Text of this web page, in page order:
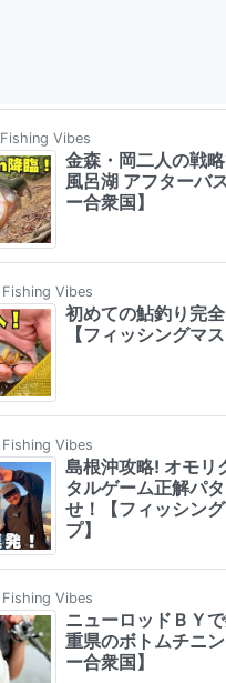
Fishing Vibes
金森・岡二人の戦
風呂湖 アフターバ
ー合衆国】
Fishing Vibes
初めての鮎釣り完
【フィッシングマス
Fishing Vibes
島根沖攻略! オモリ
タルゲーム正解パ
せ！【フィッシン
プ】
Fishing Vibes
ニューロッドＢＹ
重県のボトムチニ
ー合衆国】